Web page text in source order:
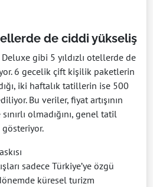
de ciddi yükseliş
gibi 5 yıldızlı otellerde de
6 gecelik çift kişilik paketlerin
iki haftalık tatillerin ise 500
Bu veriler, fiyat artışının
olmadığını, genel tatil
gösteriyor.
sadece Türkiye’ye özgü
küresel turizm